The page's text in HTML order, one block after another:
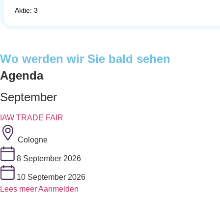
Aktie: 3
Wo werden wir Sie bald sehen
Agenda
September
IAW TRADE FAIR
Cologne
8 September 2026
10 September 2026
Lees meerAanmelden